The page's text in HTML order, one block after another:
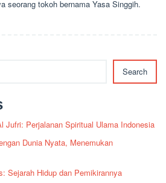
seorang tokoh bernama Yasa Singgih.
Search
Jufri: Perjalanan Spiritual Ulama Indonesia
Dunia Nyata, Menemukan
Sejarah Hidup dan Pemikirannya